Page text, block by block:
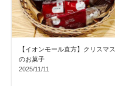
【イオンモール直方】クリスマス
のお菓子
2025/11/11